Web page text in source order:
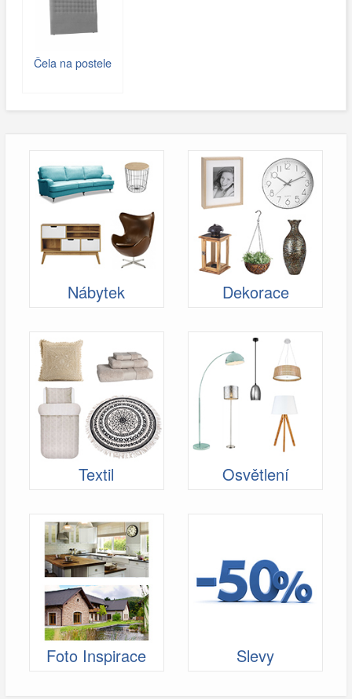
Čela na postele
Nábytek Dekorace
Textil Osvětlení
Foto Inspirace Slevy